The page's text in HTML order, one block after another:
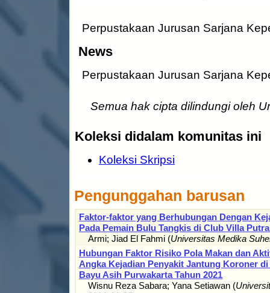
Perpustakaan Jurusan Sarjana
News
Perpustakaan Jurusan Sarjana
Semua hak cipta dilindungi oleh
Koleksi didalam komunitas ini
Koleksi Skripsi
Pengunggahan barusan
Faktor-faktor yang Berhubungan Dengan
Pada Pemain Bulu Tangkis di Club Villa
Armi; Jiad El Fahmi (Universitas Medika
Hubungan Faktor Risiko Pola Makan dan
Angka Kejadian Penyakit Jantung Koroner
Bayu Asih Purwakarta Tahun 2021
Wisnu Reza Sabara; Yana Setiawan (